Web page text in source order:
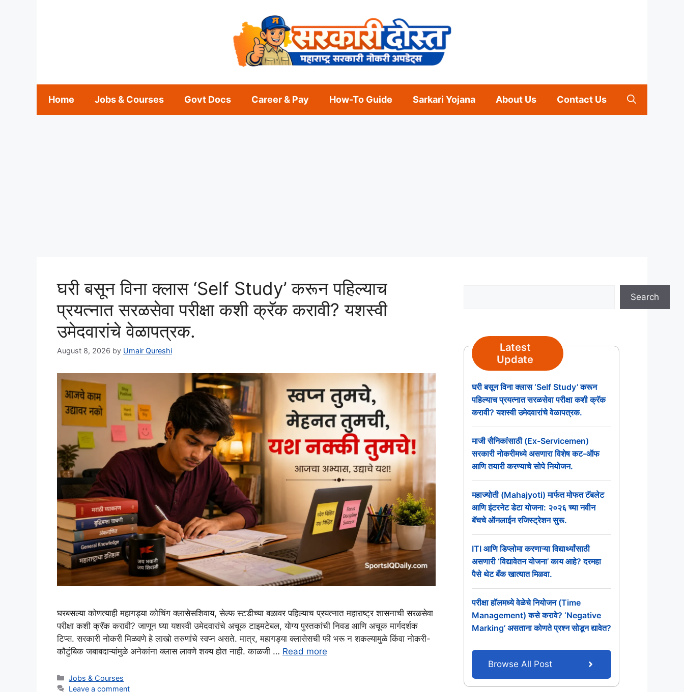
Home Jobs & Courses Govt Docs Career & Pay How-To Guide Sarkari Yojana About Us Contact Us
घरी बसून विना क्लास ‘Self Study’ करून पहिल्याच
प्रयत्नात सरळसेवा परीक्षा कशी क्रॅक करावी? यशस्वी
उमेदवारांचे वेळापत्रक.
August 8, 2026 by Umair Qureshi
घरबसल्या कोणत्याही महागड्या कोचिंग क्लासेसशिवाय, सेल्फ स्टडीच्या बळावर पहिल्याच प्रयत्नात महाराष्ट्र शासनाची सरळसेवा
परीक्षा कशी क्रॅक करावी? जाणून घ्या यशस्वी उमेदवारांचे अचूक टाइमटेबल, योग्य पुस्तकांची निवड आणि अचूक मार्गदर्शक
टिप्स. सरकारी नोकरी मिळवणे हे लाखो तरुणांचे स्वप्न असते. मात्र, महागड्या क्लासेसची फी भरू न शकल्यामुळे किंवा नोकरी-
कौटुंबिक जबाबदाऱ्यांमुळे अनेकांना क्लास लावणे शक्य होत नाही. काळजी … Read more
Categories
Jobs & Courses
Leave a comment
Search
Latest
Update
घरी बसून विना क्लास ‘Self Study’ करून
पहिल्याच प्रयत्नात सरळसेवा परीक्षा कशी क्रॅक
करावी? यशस्वी उमेदवारांचे वेळापत्रक.
माजी सैनिकांसाठी (Ex-Servicemen)
सरकारी नोकरीमध्ये असणारा विशेष कट-ऑफ
आणि तयारी करण्याचे सोपे नियोजन.
महाज्योती (Mahajyoti) मार्फत मोफत टॅबलेट
आणि इंटरनेट डेटा योजना: २०२६ च्या नवीन
बॅचचे ऑनलाईन रजिस्ट्रेशन सुरू.
ITI आणि डिप्लोमा करणाऱ्या विद्यार्थ्यांसाठी
असणारी ‘विद्यावेतन योजना’ काय आहे? दरमहा
पैसे थेट बँक खात्यात मिळवा.
परीक्षा हॉलमध्ये वेळेचे नियोजन (Time
Management) कसे करावे? ‘Negative
Marking’ असताना कोणते प्रश्न सोडून द्यावेत?
Browse All Post